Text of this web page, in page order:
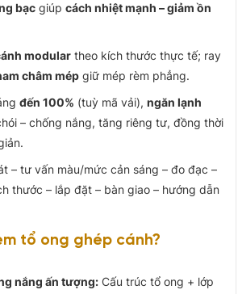
bạc giúp cách nhiệt mạnh – giảm ồn
modular theo kích thước thực tế; ray
châm mép giữ mép rèm phẳng.
đến 100% (tuỳ mã vải), ngăn lạnh
– chống nắng, tăng riêng tư, đồng thời
– tư vấn màu/mức cản sáng – đo đạc –
thước – lắp đặt – bàn giao – hướng dẫn
tổ ong ghép cánh?
nắng ấn tượng: Cấu trúc tổ ong + lớp